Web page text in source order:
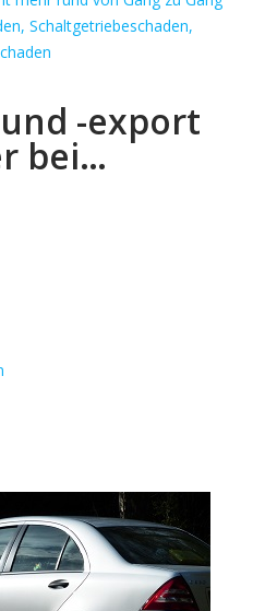
Schaltgetriebeschaden,
-export
bei…